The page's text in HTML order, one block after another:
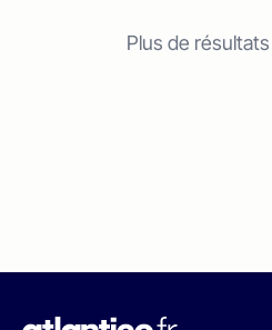
Plus de